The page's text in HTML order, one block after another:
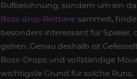
Rufbelohnung, sondern um ein
Boss drop Reittiere sammelt,
besonders interessant für
gehen. Genau deshalb ist
Boss-Drops und vollständige
wichtigste Grund für solche Runs.